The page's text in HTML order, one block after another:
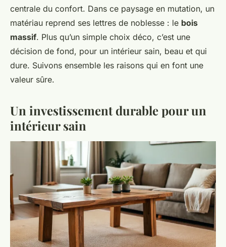
centrale du confort. Dans ce paysage en mutation, un
matériau reprend ses lettres de noblesse : le bois
massif. Plus qu’un simple choix déco, c’est une
décision de fond, pour un intérieur sain, beau et qui
dure. Suivons ensemble les raisons qui en font une
valeur sûre.
Un investissement durable pour un
intérieur sain